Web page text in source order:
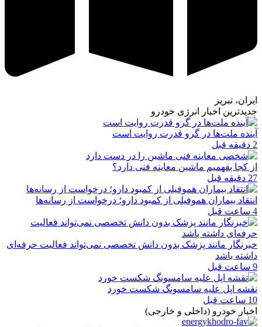
ایران، تبریز
جدیدترین اخبار انرژی خودرو
آینده ملت‌ها در گرو قدرت روایت است
2 دقیقه قبل
از کجا بفهمیم ماشین معاینه فنی دارد؟
27 دقیقه قبل
انتقاد بیماران هموفیلی از کمبود دارو؛ درخواست از رسانه‌ها
4 ساعت قبل
خبرنگار مانند پزشک بدون دانش تخصصی نمی‌تواند فعالیت حرفه‌ای
داشته باشد
9 ساعت قبل
نقشه اپل علیه سامسونگ شکست خورد
10 ساعت قبل
اخبار خودرو (داخلی و خارجی)